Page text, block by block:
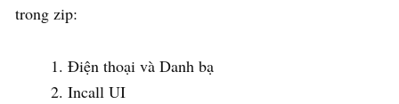
trong zip:
Điện thoại và Danh bạ
Incall UI